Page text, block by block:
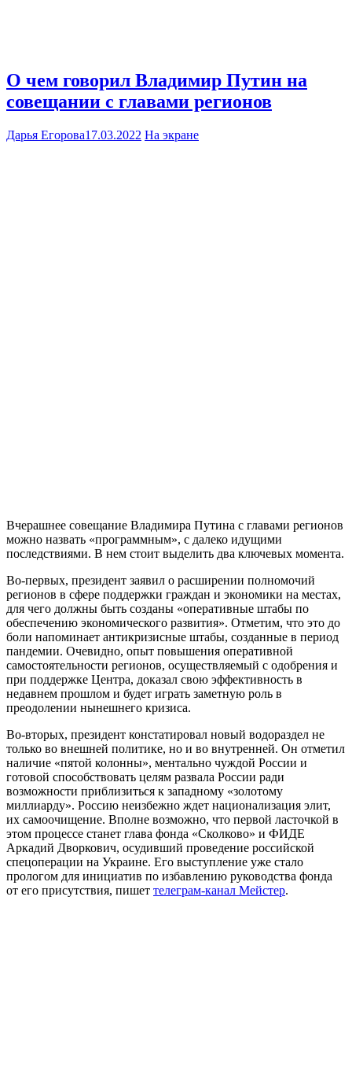
О чем говорил Владимир Путин на
совещании с главами регионов
Дарья Егорова17.03.2022 На экране
Вчерашнее совещание Владимира Путина с главами регионов
можно назвать «программным», с далеко идущими
последствиями. В нем стоит выделить два ключевых момента.
Во-первых, президент заявил о расширении полномочий
регионов в сфере поддержки граждан и экономики на местах,
для чего должны быть созданы «оперативные штабы по
обеспечению экономического развития». Отметим, что это до
боли напоминает антикризисные штабы, созданные в период
пандемии. Очевидно, опыт повышения оперативной
самостоятельности регионов, осуществляемый с одобрения и
при поддержке Центра, доказал свою эффективность в
недавнем прошлом и будет играть заметную роль в
преодолении нынешнего кризиса.
Во-вторых, президент констатировал новый водораздел не
только во внешней политике, но и во внутренней. Он отметил
наличие «пятой колонны», ментально чуждой России и
готовой способствовать целям развала России ради
возможности приблизиться к западному «золотому
миллиарду». Россию неизбежно ждет национализация элит,
их самоочищение. Вполне возможно, что первой ласточкой в
этом процессе станет глава фонда «Сколково» и ФИДЕ
Аркадий Дворкович, осудивший проведение российской
спецоперации на Украине. Его выступление уже стало
прологом для инициатив по избавлению руководства фонда
от его присутствия, пишет телеграм-канал Мейстер.